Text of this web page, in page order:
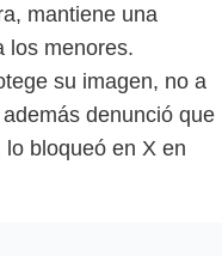
mantiene una
los menores.
su imagen, no a
denunció que
bloqueó en X en